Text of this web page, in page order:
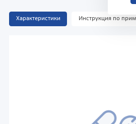
Характеристики Инструкция по